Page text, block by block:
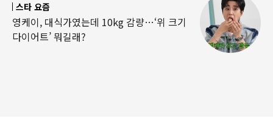
스타 요즘
영케이, 대식가였는데 10kg 감량…‘위 크기
다이어트’ 뭐길래?